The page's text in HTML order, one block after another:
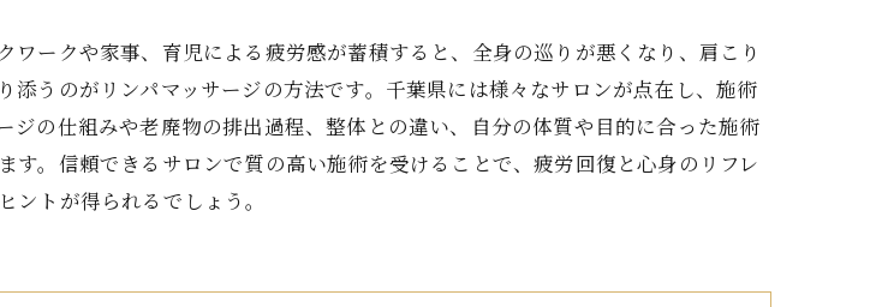
ークや家事、育児による疲労感が蓄積すると、全身の巡りが悪くなり、肩こり
うのがリンパマッサージの方法です。千葉県には様々なサロンが点在し、施術
の仕組みや老廃物の排出過程、整体との違い、自分の体質や目的に合った施術
。信頼できるサロンで質の高い施術を受けることで、疲労回復と心身のリフレ
トが得られるでしょう。